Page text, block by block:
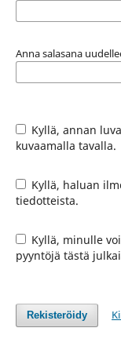
Anna salasana
Kyllä, annan
kuvaamalla tavalla.
tiedotteista.
pyyntöjä tästä
Rekisteröidy